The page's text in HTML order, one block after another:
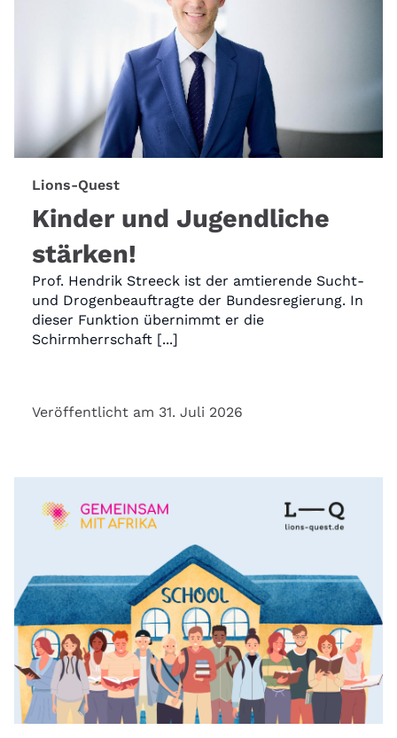
Lions-Quest
Kinder und Jugendliche
stärken!
Prof. Hendrik Streeck ist der amtierende Sucht-
und Drogenbeauftragte der Bundesregierung. In
dieser Funktion übernimmt er die
Schirmherrschaft [...]
Veröffentlicht am 31. Juli 2026